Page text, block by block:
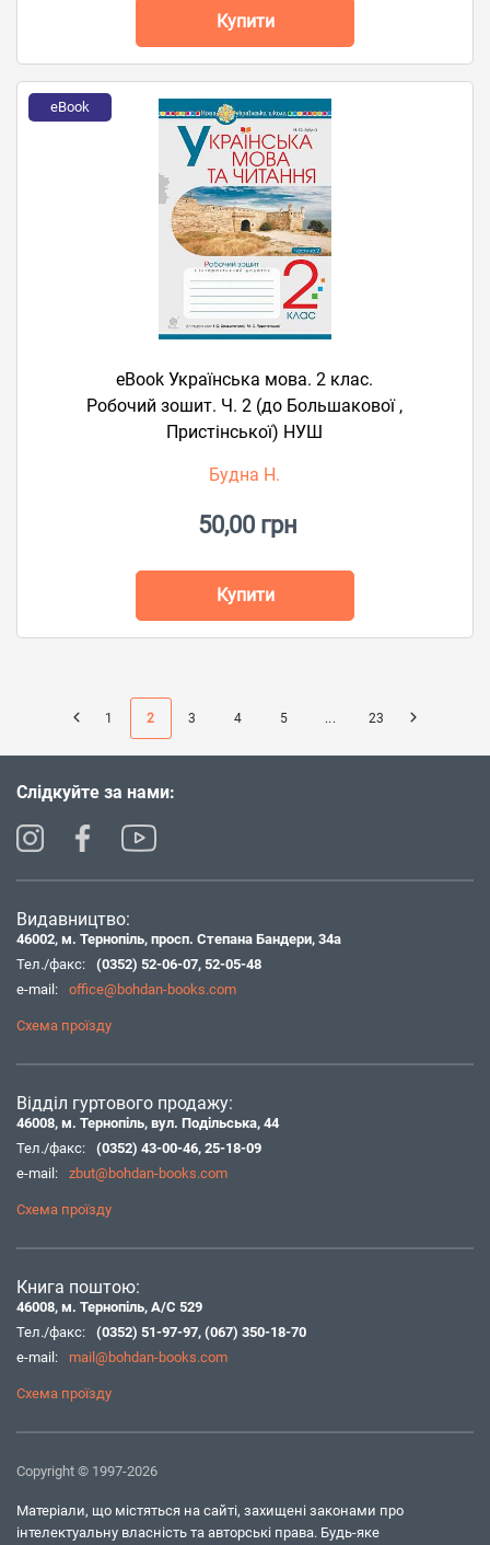
Купити
eBook
eBook Українська мова. 2 клас.
Робочий зошит. Ч. 2 (до Большакової ,
Пристінської) НУШ
Будна Н.
50,00 грн
Купити
1 2 3 4 5 ... 23
Слідкуйте за нами:
Видавництво:
46002, м. Тернопіль, просп. Степана Бандери, 34а
Тел./факс:
(0352) 52-06-07, 52-05-48
e-mail:
office@bohdan-books.com
Схема проїзду
Відділ гуртового продажу:
46008, м. Тернопіль, вул. Подільська, 44
Тел./факс:
(0352) 43-00-46, 25-18-09
e-mail:
zbut@bohdan-books.com
Схема проїзду
Книга поштою:
46008, м. Тернопіль, А/С 529
Тел./факс:
(0352) 51-97-97, (067) 350-18-70
e-mail:
mail@bohdan-books.com
Схема проїзду
Copyright © 1997-2026
Матеріали, що містяться на сайті, захищені законами про
інтелектуальну власність та авторські права. Будь-яке